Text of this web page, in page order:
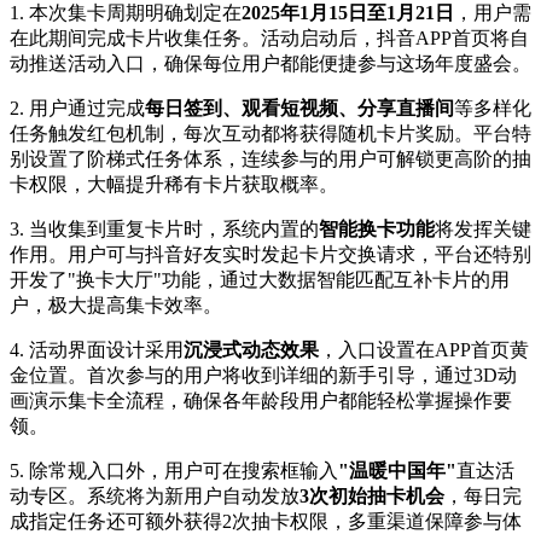
1. 本次集卡周期明确划定在2025年1月15日至1月21日
，用户需
在此期间完成卡片收集任务。活动启动后，抖音APP首页将自
动推送活动入口，确保每位用户都能便捷参与这场年度盛会。
2. 用户通过完成每日签到、观看短视频、分享直播间等多样化
任务触发红包机制，每次互动都将获得随机卡片奖励。平台特
别设置了阶梯式任务体系，连续参与的用户可解锁更高阶的抽
卡权限，大幅提升稀有卡片获取概率。
3. 当收集到重复卡片时，系统内置的智能换卡功能将发挥关键
作用。用户可与抖音好友实时发起卡片交换请求，平台还特别
开发了"换卡大厅"功能，通过大数据智能匹配互补卡片的用
户，极大提高集卡效率。
4. 活动界面设计采用沉浸式动态效果 ，入口设置在APP首页黄
金位置。首次参与的用户将收到详细的新手引导，通过3D动
画演示集卡全流程，确保各年龄段用户都能轻松掌握操作要
领。
5. 除常规入口外，用户可在搜索框输入 "温暖中国年"直达活
动专区。系统将为新用户自动发放3次初始抽卡机会，每日完
成指定任务还可额外获得2次抽卡权限，多重渠道保障参与体